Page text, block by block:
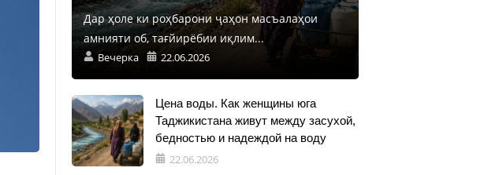
Дар ҳоле ки роҳбарони ҷаҳон масъалаҳои
амнияти об, тағйирёбии иқлим...
Вечерка 22.06.2026
Цена воды. Как женщины юга
Таджикистана живут между засухой,
бедностью и надеждой на воду
22.06.2026